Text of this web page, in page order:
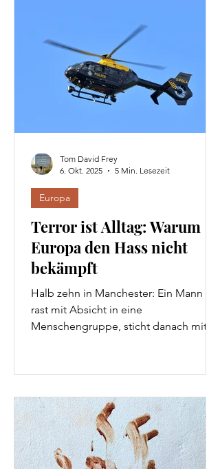
Terror ist Alltag: Warum
Europa den Hass nicht
bekämpft
Halb zehn in Manchester: Ein Mann
rast mit Absicht in eine
Menschengruppe, sticht danach mit
Ergebnis einer Politik, die sich der
Opfern erklärt, Kritik im Keim erstickt.
Warum Hass heute wieder salonfähig
ist – und gerade von denen befördert
wird, die Frieden predigen.
Europa
Tom David Frey
6. Okt. 2025
5 Min. Lesezeit